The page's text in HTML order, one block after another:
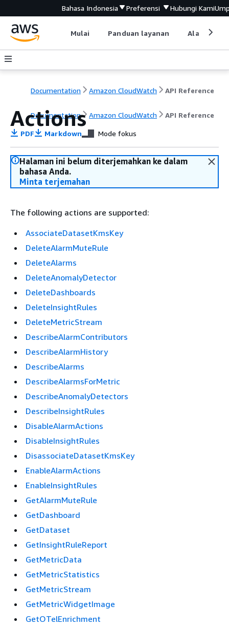
Bahasa Indonesia Preferensi Hubungi Kami
Mulai Panduan layanan Alat
Documentation Amazon CloudWatch API Reference
Documentation Amazon CloudWatch API Reference
Actions
PDF Markdown Mode fokus
Halaman ini belum diterjemahkan ke dalam
bahasa Anda.
Minta terjemahan
The following actions are supported:
AssociateDatasetKmsKey
DeleteAlarmMuteRule
DeleteAlarms
DeleteAnomalyDetector
DeleteDashboards
DeleteInsightRules
DeleteMetricStream
DescribeAlarmContributors
DescribeAlarmHistory
DescribeAlarms
DescribeAlarmsForMetric
DescribeAnomalyDetectors
DescribeInsightRules
DisableAlarmActions
DisableInsightRules
DisassociateDatasetKmsKey
EnableAlarmActions
EnableInsightRules
GetAlarmMuteRule
GetDashboard
GetDataset
GetInsightRuleReport
GetMetricData
GetMetricStatistics
GetMetricStream
GetMetricWidgetImage
GetOTelEnrichment